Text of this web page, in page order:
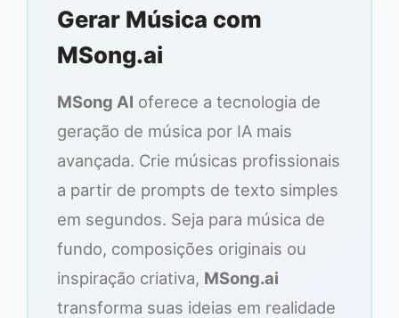
Gerar Música com
MSong.ai
MSong AI oferece a tecnologia de
geração de música por IA mais
avançada. Crie músicas profissionais
a partir de prompts de texto simples
em segundos. Seja para música de
fundo, composições originais ou
inspiração criativa, MSong.ai
transforma suas ideias em realidade